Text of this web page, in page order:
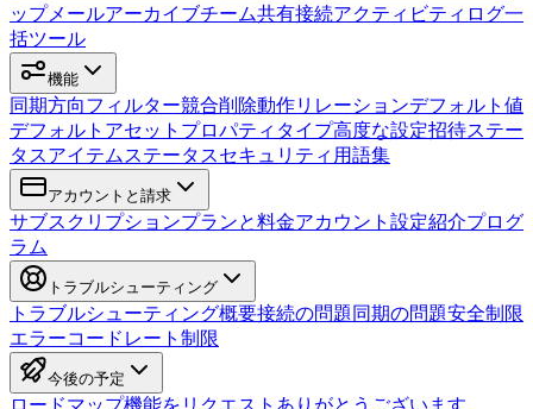
ップメールアーカイブチーム共有接続アクティビティログ一
括ツール
機能
同期方向フィルター競合削除動作リレーションデフォルト値
デフォルトアセット プロパティタイプ高度な設定招待ステー
タスアイテムステータスセキュリティ 用語集
アカウントと請求
サブスクリプションプランと料金アカウント設定紹介プログ
ラム
トラブルシューティング
トラブルシューティング概要接続の問題 同期の問題安全制限
エラーコード レート制限
今後の予定
ロードマップ機能をリクエスト ありがとうございます